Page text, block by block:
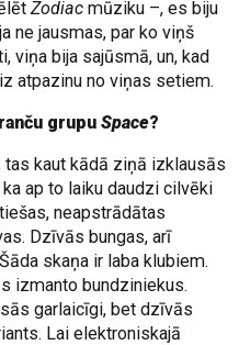
Zodiac mūziku –, es biju
ne jausmas, par ko viņš
viņa bija sajūsmā, un, kad
atpazinu no viņas setiem.
grupuSpace?
tas kaut kādā ziņā izklausās
ka ap to laiku daudzi cilvēki
neapstrādātas
Dzīvās bungas, arī
skaņa ir laba klubiem.
izmanto bundziniekus.
garlaicīgi, bet dzīvās
Lai elektroniskajā